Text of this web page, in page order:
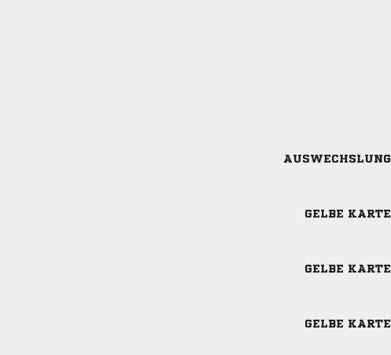
AUSWECHSLUNG
GELBE KARTE
GELBE KARTE
GELBE KARTE